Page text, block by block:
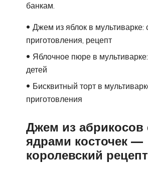
банкам.
Джем из яблок в мультиварке:
приготовления, рецепт
Яблочное пюре в
детей
Бисквитный торт в
приготовления
Джем из абрикосов
ядрами косточек —
королевский рецепт